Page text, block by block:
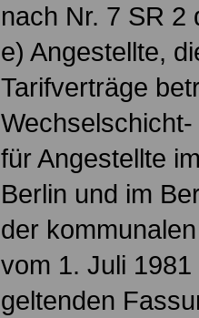
nach Nr. 7 SR 2
e) Angestellte,
Tarifverträge
für Angestellte
Berlin und im
der
vom 1. Juli
geltenden